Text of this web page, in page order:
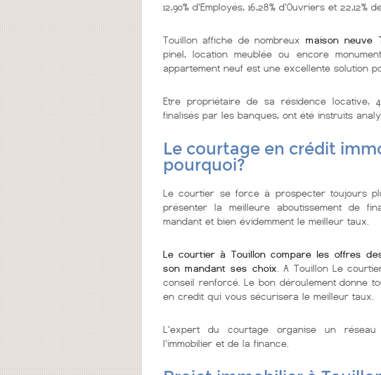
12,90% d'Employés, 16,28% d'Ouvriers et 22,12%
Touillon affiche de nombreux maison neuve
pinel, location meublée ou encore
appartement neuf est une excellente solution
Etre propriétaire de sa résidence locative,
finalisés par les banques, ont été instruits
Le courtage en crédit
pourquoi?
Le courtier se force à prospecter toujours
présenter la meilleure aboutissement de
mandant et bien évidemment le meilleur taux.
Le courtier à Touillon compare les offres
son mandant ses choix . A Touillon Le
conseil renforcé. Le bon déroulement donne
en credit qui vous sécurisera le meilleur taux.
L'expert du courtage organise un
l'immobilier et de la finance.